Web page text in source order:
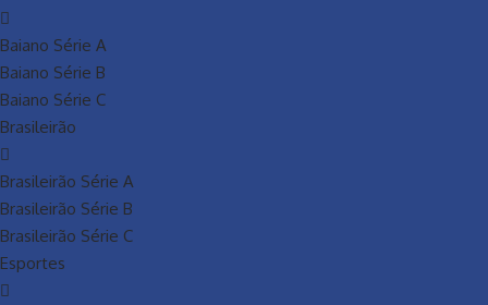
Baiano Série A
Baiano Série B
Baiano Série C
Brasileirão
Brasileirão Série A
Brasileirão Série B
Brasileirão Série C
Esportes